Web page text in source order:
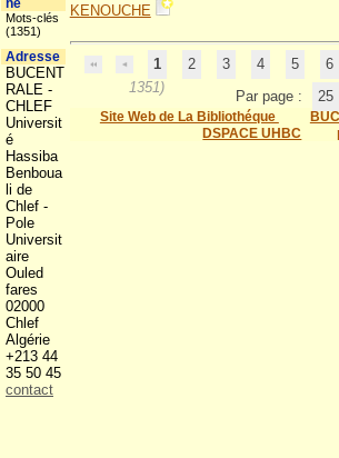
KENOUCHE
1 2 3 4 5 6
1351)
Par page : 25
Site Web de La Bibliothéque
DSPACE UHBC
he
Mots-clés
(1351)
Adresse
BUCENT
RALE -
CHLEF
Universit
é
Hassiba
Benboua
li de
Chlef -
Pole
Universit
aire
Ouled
fares
02000
Chlef
Algérie
+213 44
35 50 45
contact